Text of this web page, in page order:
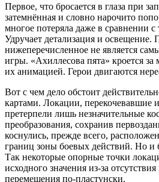
Первое, что бросается в глаза при
затемнённая и словно нарочито
многое потеряла даже в сравнении с
Удручает детализация и освещение.
нижеперечисленное не является
игры. «Ахиллесова пята» кроется
их анимацией. Герои двигаются
Вот с чем дело обстоит
картами. Локации, перекочевавшие
претерпели лишь незначительные
преобразования, сохранив
коснулись, прежде всего,
границ зоны боевых действий. Но и
Так некоторые опорные точки
исходного значения из-за
перемещения по-пластунски.